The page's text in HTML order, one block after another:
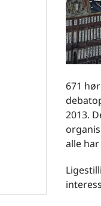
671
2013.
alle